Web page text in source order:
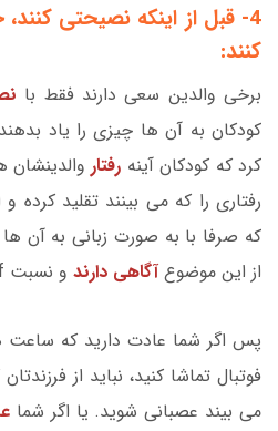
4- قبل از اینکه نصیحتی
کنند:
برخی والدین سعی دارند فقط با
کودکان به آن ها چیزی را یاد
کرد که کودکان آینه رفتار والدینشان
رفتاری را که می بینند تقلید
که صرفا با به صورت زبانی به آن
از این موضوعآگاهی دارند و نسبت fه انجم آن حساس هستند.
پس اگر شما عادت دارید که ساعت
فوتبال تماشا کنید، نباید از
می بیند عصبانی شوید. یا اگر شما